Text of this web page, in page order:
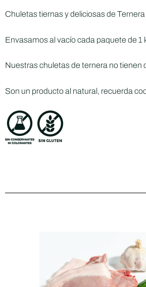
Chuletas tiernas y deliciosas de
Envasamos al vacío cada paquete de 1
Nuestras chuletas de ternera no tienen
Son un producto al natural, recuerda